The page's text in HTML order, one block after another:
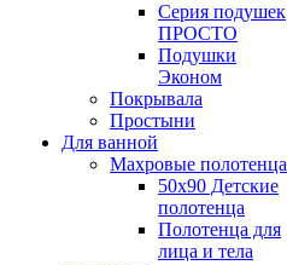
Серия подушек
ПРОСТО
Подушки
Эконом
Покрывала
Простыни
Для ванной
Махровые полотенца
50х90 Детские
полотенца
Полотенца для
лица и тела